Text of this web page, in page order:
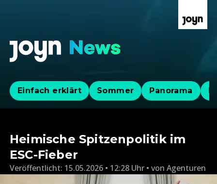
Einfach erklärt Sommer Panorama
Heimische Spitzenpolitik im
ESC-Fieber
Veröffentlicht: 15.05.2026 • 12:28 Uhr von Agenturen